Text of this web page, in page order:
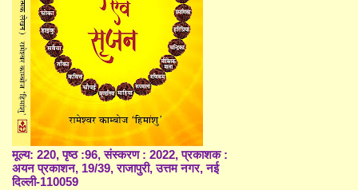
मूल्य: 220, पृष्ठ :96, संस्करण : 2022, प्रकाशक :
अयन प्रकाशन, 19/39, राजापुरी, उत्तम नगर, नई
दिल्ली-110059